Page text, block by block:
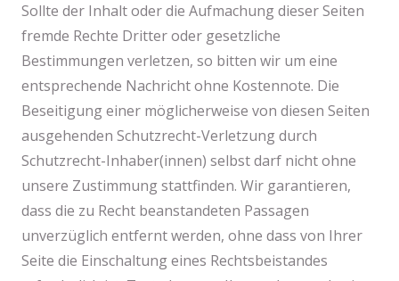
Sollte der Inhalt oder die Aufmachung dieser Seiten
fremde Rechte Dritter oder gesetzliche
Bestimmungen verletzen, so bitten wir um eine
entsprechende Nachricht ohne Kostennote. Die
Beseitigung einer möglicherweise von diesen Seiten
ausgehenden Schutzrecht-Verletzung durch
Schutzrecht-Inhaber(innen) selbst darf nicht ohne
unsere Zustimmung stattfinden. Wir garantieren,
dass die zu Recht beanstandeten Passagen
unverzüglich entfernt werden, ohne dass von Ihrer
Seite die Einschaltung eines Rechtsbeistandes